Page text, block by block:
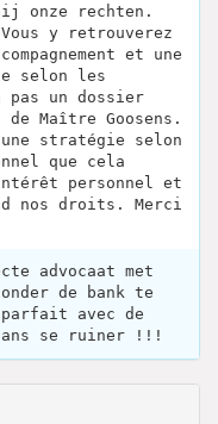
onze rechten.
y retrouverez
et une
selon les
pas un dossier
Maître Goosens.
stratégie selon
que cela
personnel et
nos droits. Merci
advocaat met
de bank te
avec de
se ruiner !!!